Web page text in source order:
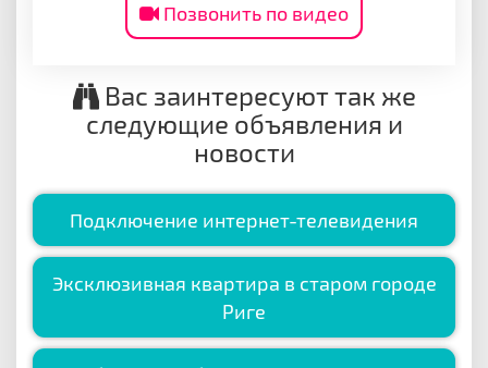
Позвонить по видео
Вас заинтересуют так же
следующие объявления и
новости
Подключение интернет-телевидения
Эксклюзивная квартира в старом городе
Риге